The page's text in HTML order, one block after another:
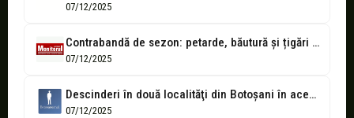
07/12/2025
Contrabandă de sezon: petarde, băutură și țigări confiscate de polițiști în prag...
07/12/2025
Descinderi în două localităţi din Botoşani în această dimineaţă - VIDEO
07/12/2025